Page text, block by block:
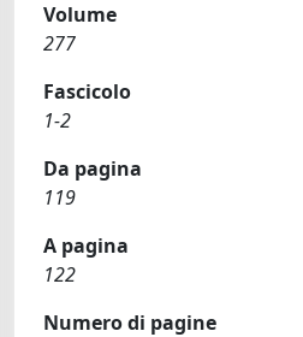
Volume
277
Fascicolo
1-2
Da pagina
119
A pagina
122
Numero di pagine